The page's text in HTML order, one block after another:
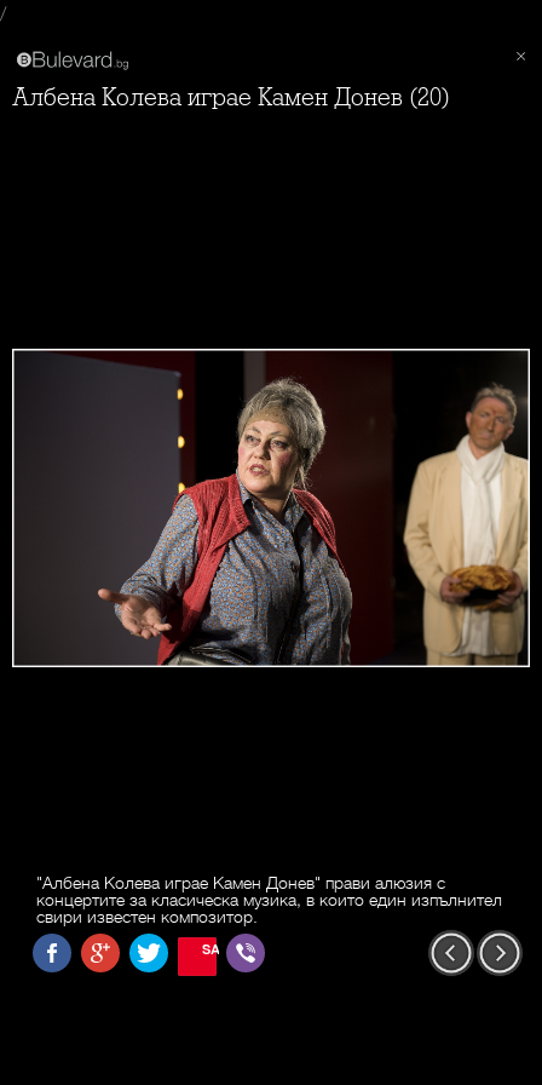
/
Албена Колева играе Камен Донев (20)
"Албена Колева играе Камен Донев" прави алюзия с
концертите за класическа музика, в които един изпълнител
свири известен композитор.
SAVE